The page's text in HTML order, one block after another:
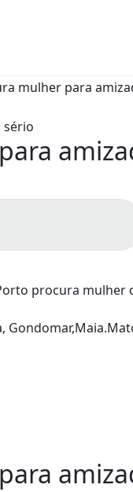
procura mulher